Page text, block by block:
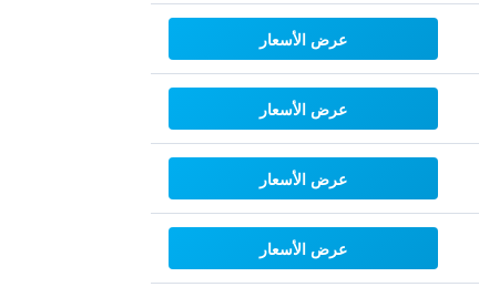
عرض الأسعار
عرض الأسعار
عرض الأسعار
عرض الأسعار